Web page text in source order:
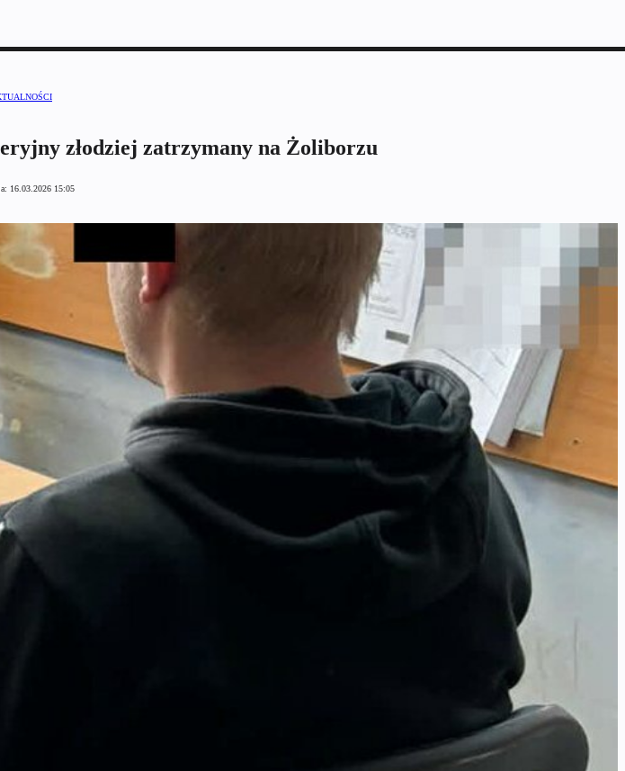
złodziej zatrzymany na Żoliborzu
16.03.2026 15:05